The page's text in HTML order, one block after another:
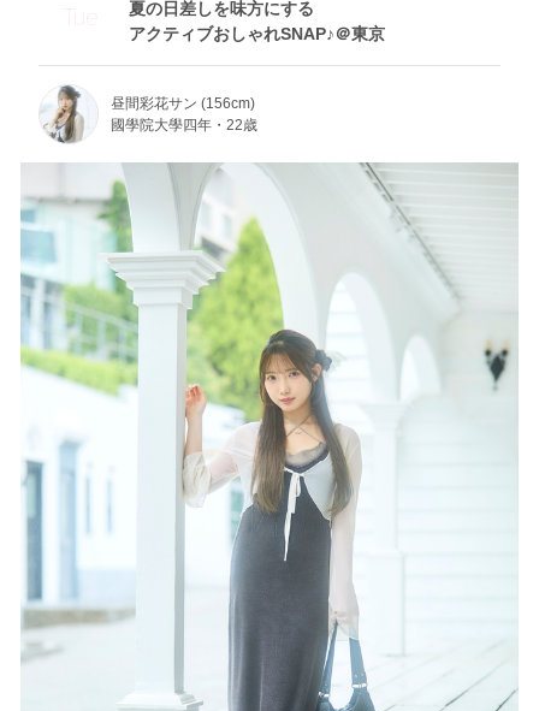
Tue
夏の日差しを味方にする
アクティブおしゃれSNAP♪＠東京
昼間彩花サン (156cm)
國學院大學四年・22歳